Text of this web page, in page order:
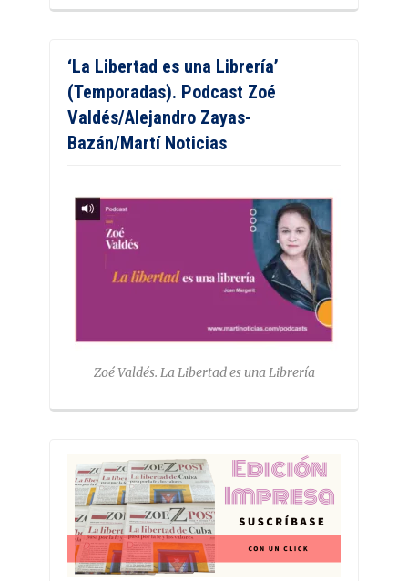
‘La Libertad es una Librería’
(Temporadas). Podcast Zoé
Valdés/Alejandro Zayas-
Bazán/Martí Noticias
Zoé Valdés. La Libertad es una Librería